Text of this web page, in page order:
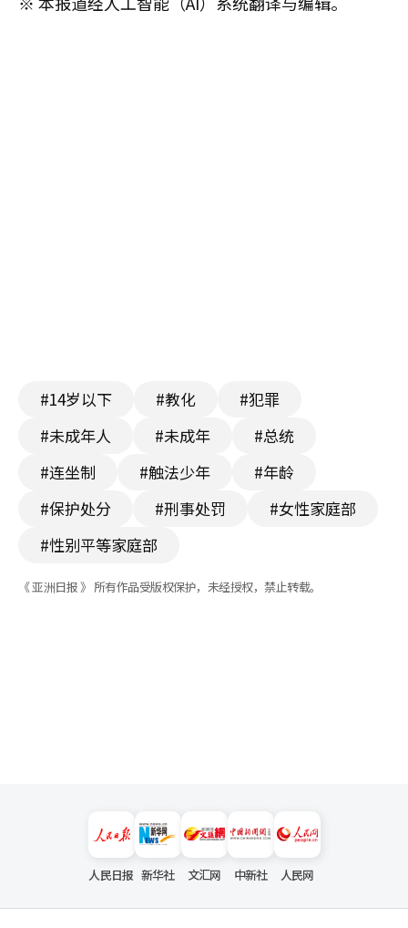
#14岁以下 #教化
#犯罪
#未成年人
#未成年
#总统
#连坐制
#触法少年
#年龄
#保护处分
#刑事处罚
#女性家庭部
#性别平等家庭部
《 亚洲日报 》 所有作品受版权保护，未经授权，禁止转载。
人民日报 新华社 文汇网 中新社 人民网